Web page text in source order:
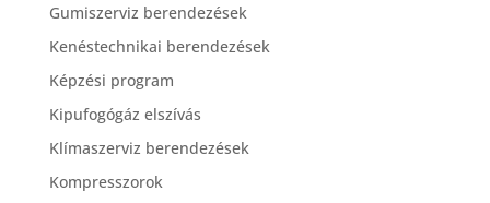
Gumiszerviz berendezések
Kenéstechnikai berendezések
Képzési program
Kipufogógáz elszívás
Klímaszerviz berendezések
Kompresszorok